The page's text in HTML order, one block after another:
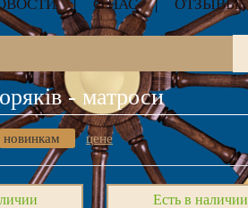
| О НАС | ОТЗЫВЫ
- матроси
новинкам цене
Есть в наличии